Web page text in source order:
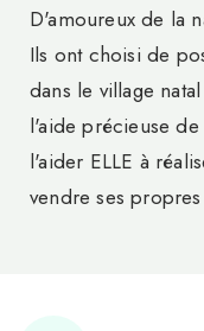
D'amoureux de la
Ils ont choisi de
dans le village
l'aide précieuse
l'aider ELLE à
vendre ses